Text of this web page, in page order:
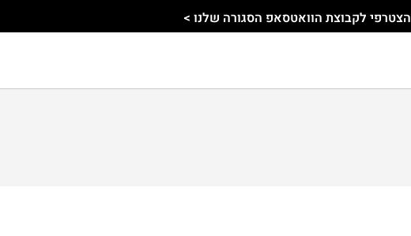
הצטרפי לקבוצת הוואטסאפ הסגורה שלנו >